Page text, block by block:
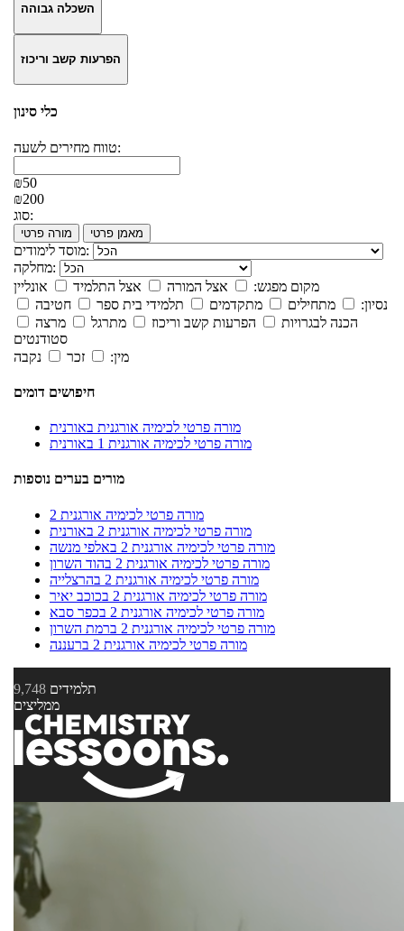
השכלה גבוהה
הפרעות קשב וריכוז
כלי סינון
טווח מחירים לשעה:
₪50
₪200
סוג:
מורה פרטי מאמן פרטי
מוסד לימודים:
מחלקה:
מקום מפגש:
אצל המורה אצל התלמיד
אונליין
נסיון:
מתחילים מתקדמים תלמידי בית ספר
חטיבה
הכנה לבגרויות
הפרעות קשב וריכוז מתרגל
מרצה
סטודנטים
מין:
זכר נקבה
חיפושים דומים
מורה פרטי לכימיה אורגנית באורנית
מורה פרטי לכימיה אורגנית 1 באורנית
מורים בערים נוספות
מורה פרטי לכימיה אורגנית 2
מורה פרטי לכימיה אורגנית 2 באורנית
מורה פרטי לכימיה אורגנית 2 באלפי מנשה
מורה פרטי לכימיה אורגנית 2 בהוד השרון
מורה פרטי לכימיה אורגנית 2 בהרצלייה
מורה פרטי לכימיה אורגנית 2 בכוכב יאיר
מורה פרטי לכימיה אורגנית 2 בכפר סבא
מורה פרטי לכימיה אורגנית 2 ברמת השרון
מורה פרטי לכימיה אורגנית 2 ברעננה
9,748 תלמידים
ממליצים